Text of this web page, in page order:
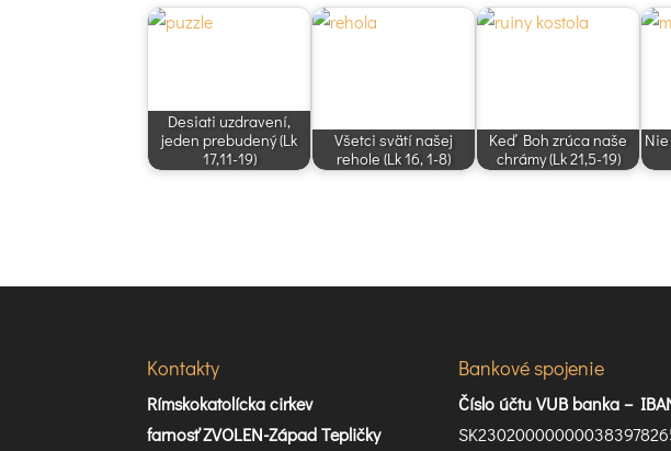
Desiati uzdravení,
jeden prebudený (Lk
17,11-19)
Všetci svätí našej
rehole (Lk 16, 1-8)
Keď Boh zrúca naše
chrámy (Lk 21,5-19)
Nie
Kontakty
Rímskokatolícka cirkev
farnosť ZVOLEN-Západ Tepličky
Bankové spojenie
Číslo účtu VUB banka –